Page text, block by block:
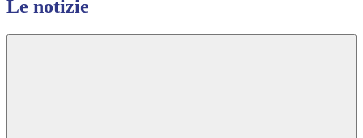
Le notizie